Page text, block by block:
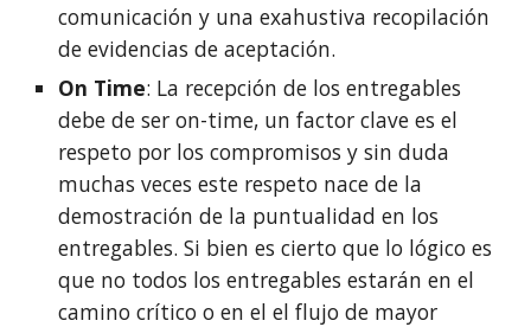
comunicación y una exahustiva recopilación
de evidencias de aceptación.
On Time: La recepción de los entregables
debe de ser on-time, un factor clave es el
respeto por los compromisos y sin duda
muchas veces este respeto nace de la
demostración de la puntualidad en los
entregables. Si bien es cierto que lo lógico es
que no todos los entregables estarán en el
camino crítico o en el el flujo de mayor